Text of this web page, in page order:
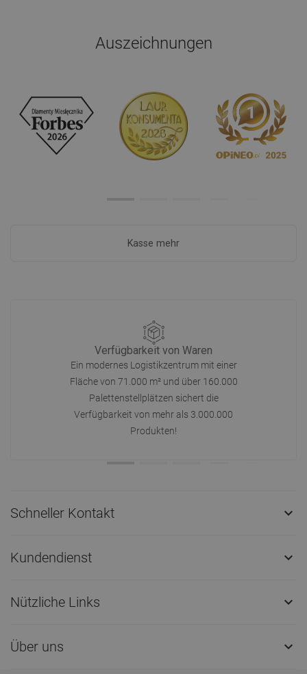
Auszeichnungen
Kasse mehr
Verfügbarkeit von Waren
Ein modernes Logistikzentrum mit einer
Fläche von 71.000 m² und über 160.000
Palettenstellplätzen sichert die
Verfügbarkeit von mehr als 3.000.000
Produkten!
Schneller Kontakt 
Kundendienst 
Nützliche Links 
Über uns 